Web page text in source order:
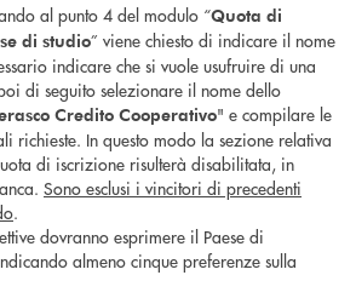
al punto 4 del modulo “Quota di
di studio” viene chiesto di indicare il nome
indicare che si vuole usufruire di una
di seguito selezionare il nome dello
Credito Cooperativo" e compilare le
richieste. In questo modo la sezione relativa
di iscrizione risulterà disabilitata, in
Sono esclusi i vincitori di precedenti
.
dovranno esprimere il Paese di
almeno cinque preferenze sulla